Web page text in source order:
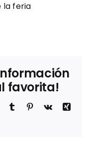
la feria
favorita!
Tumblr Pinterest
Vk
Xing